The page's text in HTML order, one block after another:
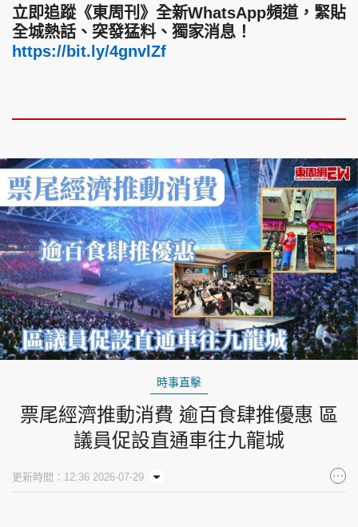
立即追蹤《東周刊》全新WhatsApp頻道，緊貼
全城熱話、突發猛料、獨家消息！
https://bit.ly/4gnvlZf
時事直擊
票尾經濟推動消費 逾百食肆推優惠 區
議員促設直通車往九龍城
更新時間：12:36 2026-07-29